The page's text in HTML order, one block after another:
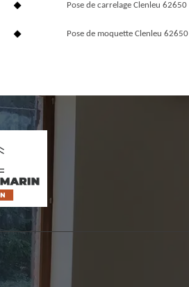
Pose de carrelage Clenleu 62650
Pose de moquette Clenleu 62650